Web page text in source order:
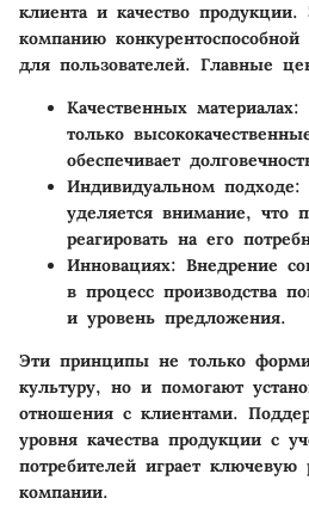
клиента и качество
компанию
для пользователей. Главные
Качественных материалах:
только
обеспечивает
Индивидуальном подходе:
уделяется внимание, что
реагировать на его
Инновациях: Внедрение
в процесс производства
и уровень предложения.
Эти принципы не только
культуру, но и помогают
отношения с клиентами.
уровня качества продукции с
потребителей играет ключевую
компании.